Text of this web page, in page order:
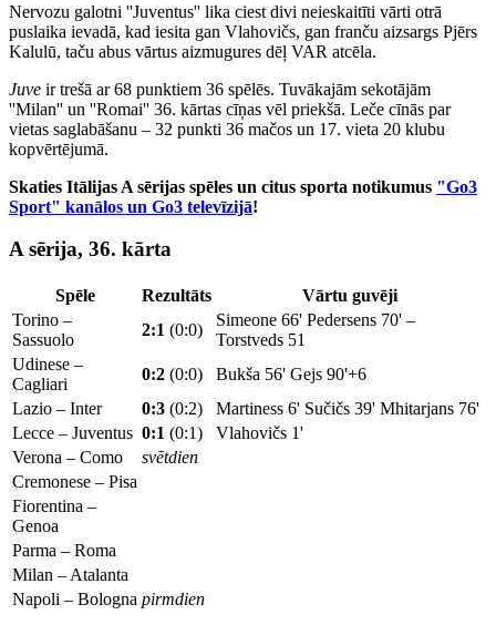
Nervozu galotni ''Juventus'' lika ciest divi neieskaitīti vārti otrā
puslaika ievadā, kad iesita gan Vlahovičs, gan franču aizsargs Pjērs
Kalulū, taču abus vārtus aizmugures dēļ VAR atcēla.
Juve ir trešā ar 68 punktiem 36 spēlēs. Tuvākajām sekotājām
''Milan'' un ''Romai'' 36. kārtas cīņas vēl priekšā. Leče cīnās par
vietas saglabāšanu – 32 punkti 36 mačos un 17. vieta 20 klubu
kopvērtējumā.
Skaties Itālijas A sērijas spēles un citus sporta notikumus "Go3
Sport" kanālos un Go3 televīzijā!
A sērija, 36. kārta
Spēle Rezultāts
Vārtu guvēji
Torino –
Sassuolo
2:1 (0:0)
Simeone 66' Pedersens 70' –
Torstveds 51
Udinese –
Cagliari
0:2 (0:0)
Bukša 56' Gejs 90'+6
Lazio – Inter
0:3 (0:2)
Martiness 6' Sučičs 39' Mhitarjans 76'
Lecce – Juventus 0:1 (0:1)
Vlahovičs 1'
Verona – Como
svētdien
Cremonese – Pisa
Fiorentina –
Genoa
Parma – Roma
Milan – Atalanta
Napoli – Bologna pirmdien